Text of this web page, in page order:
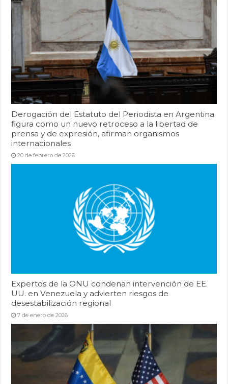
Derogación del Estatuto del Periodista en Argentina
figura como un nuevo retroceso a la libertad de
prensa y de expresión, afirman organismos
internacionales
20 de febrero de 2026
Expertos de la ONU condenan intervención de EE.
UU. en Venezuela y advierten riesgos de
desestabilización regional
7 de enero de 2026